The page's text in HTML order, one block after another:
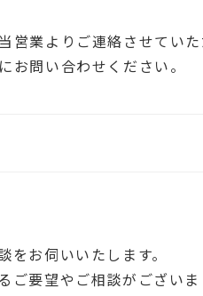
業よりご連絡させていた
お問い合わせください。
お伺いいたします。
ご要望やご相談がござい